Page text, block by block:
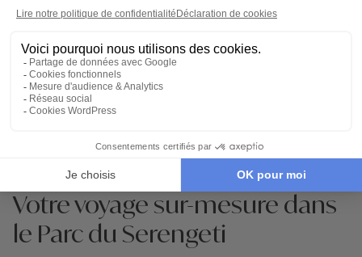
9 jours - À partir de8400 €/pers
Cratère de Ngorongoro - Parc du Serengeti - Parc
de Tarangire
Votre voyage sur-mesure dans
le Parc du Serengeti